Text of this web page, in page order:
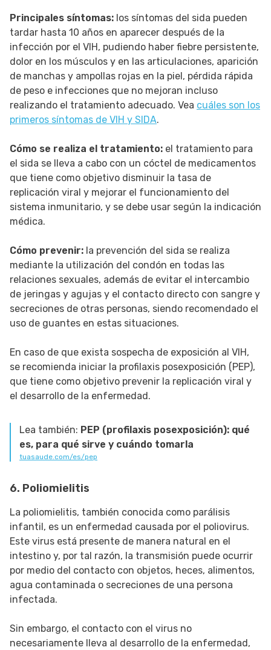
Principales síntomas: los síntomas del sida pueden
tardar hasta 10 años en aparecer después de la
infección por el VIH, pudiendo haber fiebre persistente,
dolor en los músculos y en las articulaciones, aparición
de manchas y ampollas rojas en la piel, pérdida rápida
de peso e infecciones que no mejoran incluso
realizando el tratamiento adecuado. Vea cuáles son los
primeros síntomas de VIH y SIDA.
Cómo se realiza el tratamiento: el tratamiento para
el sida se lleva a cabo con un cóctel de medicamentos
que tiene como objetivo disminuir la tasa de
replicación viral y mejorar el funcionamiento del
sistema inmunitario, y se debe usar según la indicación
médica.
Cómo prevenir: la prevención del sida se realiza
mediante la utilización del condón en todas las
relaciones sexuales, además de evitar el intercambio
de jeringas y agujas y el contacto directo con sangre y
secreciones de otras personas, siendo recomendado el
uso de guantes en estas situaciones.
En caso de que exista sospecha de exposición al VIH,
se recomienda iniciar la profilaxis posexposición (PEP),
que tiene como objetivo prevenir la replicación viral y
el desarrollo de la enfermedad.
Lea también: PEP (profilaxis posexposición): qué
es, para qué sirve y cuándo tomarla
tuasaude.com/es/pep
6. Poliomielitis
La poliomielitis, también conocida como parálisis
infantil, es un enfermedad causada por el poliovirus.
Este virus está presente de manera natural en el
intestino y, por tal razón, la transmisión puede ocurrir
por medio del contacto con objetos, heces, alimentos,
agua contaminada o secreciones de una persona
infectada.
Sin embargo, el contacto con el virus no
necesariamente lleva al desarrollo de la enfermedad,